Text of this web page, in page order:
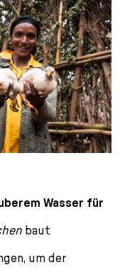
Wasser für
baut
um der